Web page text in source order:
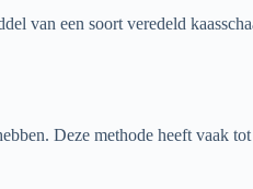
van een soort veredeld
Deze methode heeft vaak